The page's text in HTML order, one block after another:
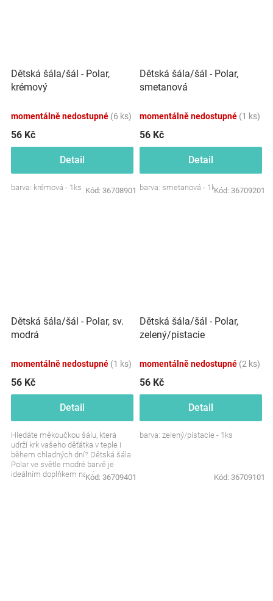
Dětská šála/šál - Polar,
krémový
momentálně nedostupné (6 ks)
56 Kč
Detail
barva: krémová - 1ks Kód: 36708901
Dětská šála/šál - Polar,
smetanová
momentálně nedostupné (1 ks)
56 Kč
Detail
barva: smetanová - 1ksKód: 36709201
Dětská šála/šál - Polar, sv.
modrá
momentálně nedostupné (1 ks)
56 Kč
Detail
Hledáte měkoučkou šálu, která
udrží krk vašeho děťátka v teple i
během chladných dní? Dětská šála
Polar ve světle modré barvě je
ideálním doplňkem na zimu.
Kód: 36709401
Dětská šála/šál - Polar,
zelený/pistacie
momentálně nedostupné (2 ks)
56 Kč
Detail
barva: zelený/pistacie - 1ks
Kód: 36709101